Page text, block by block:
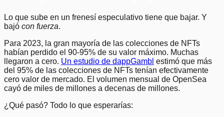
Lo que sube en un frenesí especulativo tiene que bajar. Y
bajó con fuerza.
Para 2023, la gran mayoría de las colecciones de NFTs
habían perdido el 90-95% de su valor máximo. Muchas
llegaron a cero. Un estudio de dappGambl estimó que más
del 95% de las colecciones de NFTs tenían efectivamente
cero valor de mercado. El volumen mensual de OpenSea
cayó de miles de millones a decenas de millones.
¿Qué pasó? Todo lo que esperarías: